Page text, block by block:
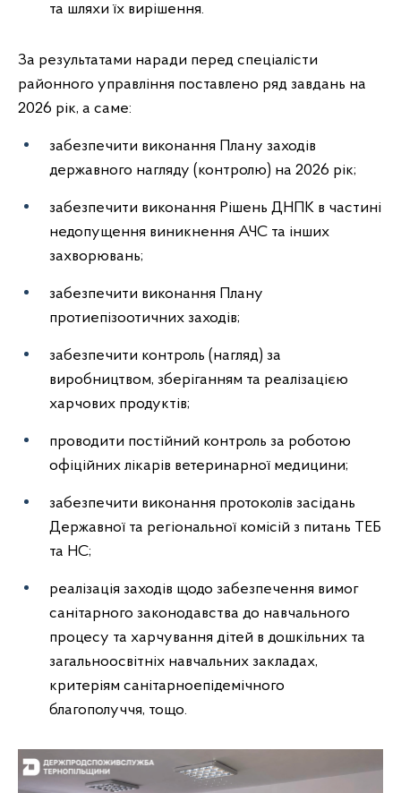
та шляхи їх вирішення.
За результатами наради перед спеціалісти
районного управління поставлено ряд завдань на
2026 рік, а саме:
забезпечити виконання Плану заходів
державного нагляду (контролю) на 2026 рік;
забезпечити виконання Рішень ДНПК в частині
недопущення виникнення АЧС та інших
захворювань;
забезпечити виконання Плану
протиепізоотичних заходів;
забезпечити контроль (нагляд) за
виробництвом, зберіганням та реалізацією
харчових продуктів;
проводити постійний контроль за роботою
офіційних лікарів ветеринарної медицини;
забезпечити виконання протоколів засідань
Державної та регіональної комісій з питань ТЕБ
та НС;
реалізація заходів щодо забезпечення вимог
санітарного законодавства до навчального
процесу та харчування дітей в дошкільних та
загальноосвітніх навчальних закладах,
критеріям санітарноепідемічного
благополуччя, тощо.